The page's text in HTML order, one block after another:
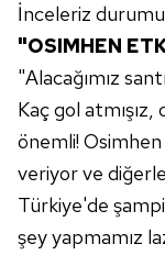
İnceleriz
"OSIMHEN
"Alacağımız
Kaç gol
önemli!
veriyor ve
Türkiye'de
şey yapmamız